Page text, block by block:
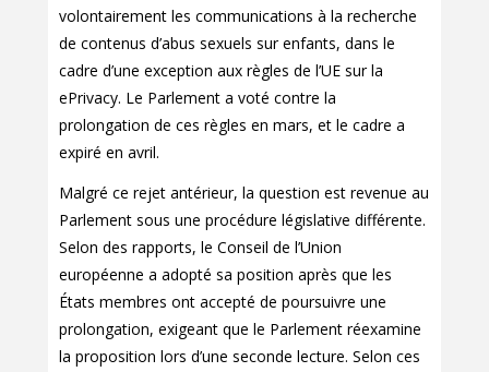
volontairement les communications à la recherche
de contenus d’abus sexuels sur enfants, dans le
cadre d’une exception aux règles de l’UE sur la
ePrivacy. Le Parlement a voté contre la
prolongation de ces règles en mars, et le cadre a
expiré en avril.
Malgré ce rejet antérieur, la question est revenue au
Parlement sous une procédure législative différente.
Selon des rapports, le Conseil de l’Union
européenne a adopté sa position après que les
États membres ont accepté de poursuivre une
prolongation, exigeant que le Parlement réexamine
la proposition lors d’une seconde lecture. Selon ces